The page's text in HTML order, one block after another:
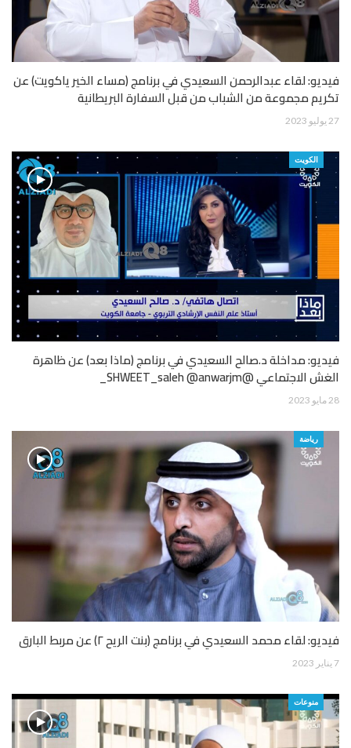
فيديو: لقاء عبدالرحمن السعيدي في برنامج (مساء الخير ياكويت) عن
تكريم مجموعة من الشباب من قبل السفارة البريطانية
27 يوليو 2023
الكويت
فيديو: مداخلة د.صالح السعيدي في برنامج (ماذا بعد) عن ظاهرة
الغش الاجتماعي @SHWEET_saleh @anwarjm_
28 مايو 2023
رياضة
فيديو: لقاء محمد السعيدي في برنامج (بنت الريح ٢) عن مربط البارق
7 يناير 2023
منوعات